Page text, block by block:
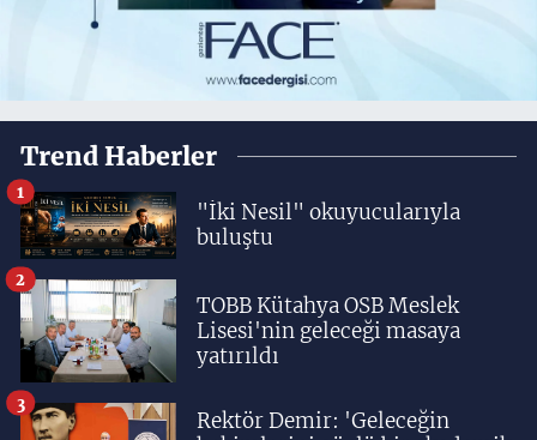
Trend Haberler
"İki Nesil" okuyucularıyla
buluştu
1
TOBB Kütahya OSB Meslek
Lisesi'nin geleceği masaya
yatırıldı
2
Rektör Demir: 'Geleceğin
3